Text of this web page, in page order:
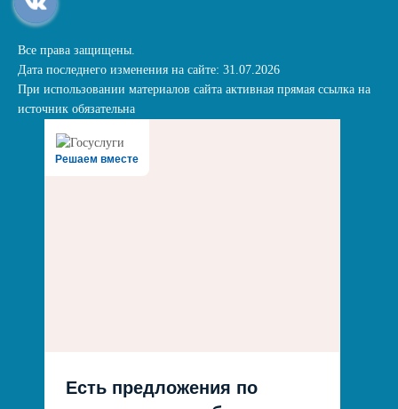
Все права защищены.
Дата последнего изменения на сайте: 31.07.2026
При использовании материалов сайта активная прямая ссылка на
источник обязательна
Решаем вместе
Есть предложения по